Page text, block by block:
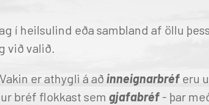
NORTH ICELAND EAST
í heilsulind eða sambland af öllu
við valið.
er athygli á að inneignarbréf eru
bréf flokkast sem gjafabréf - þar